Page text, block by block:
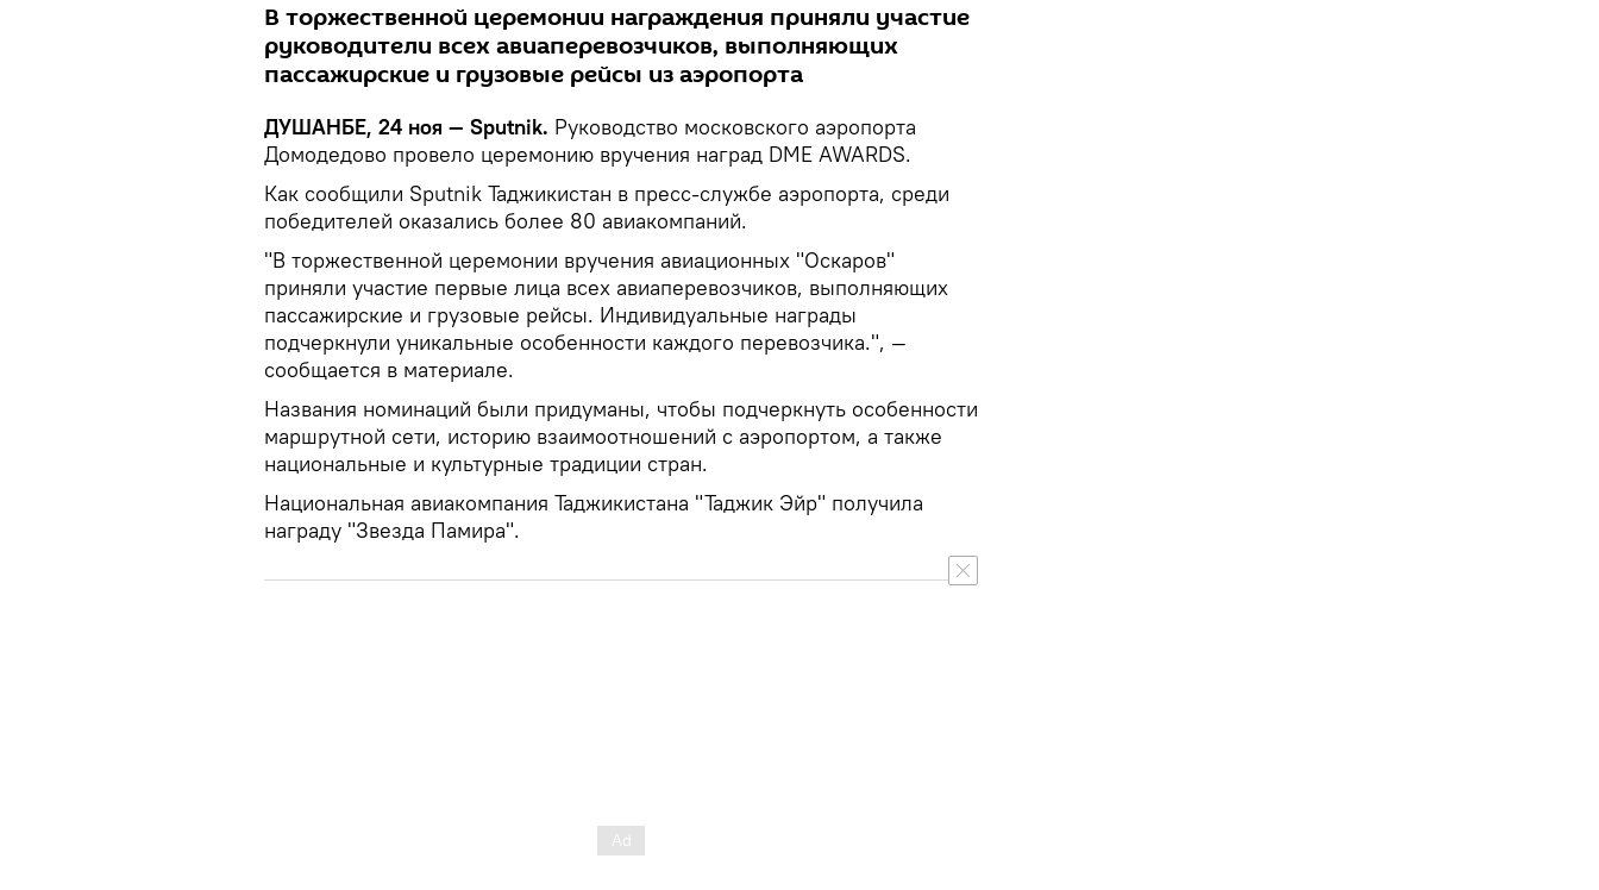
В торжественной церемонии награждения приняли участие
руководители всех авиаперевозчиков, выполняющих
пассажирские и грузовые рейсы из аэропорта
ДУШАНБЕ, 24 ноя — Sputnik. Руководство московского аэропорта
Домодедово провело церемонию вручения наград DME AWARDS.
Как сообщили Sputnik Таджикистан в пресс-службе аэропорта, среди
победителей оказались более 80 авиакомпаний.
"В торжественной церемонии вручения авиационных "Оскаров"
приняли участие первые лица всех авиаперевозчиков, выполняющих
пассажирские и грузовые рейсы. Индивидуальные награды
подчеркнули уникальные особенности каждого перевозчика.", —
сообщается в материале.
Названия номинаций были придуманы, чтобы подчеркнуть особенности
маршрутной сети, историю взаимоотношений с аэропортом, а также
национальные и культурные традиции стран.
Национальная авиакомпания Таджикистана "Таджик Эйр" получила
награду "Звезда Памира".